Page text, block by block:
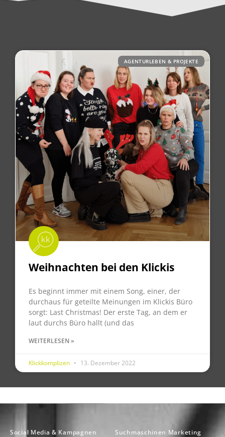
AGENTURLEBEN & PROJEKTE
Weihnachten bei den Klickis
Es beginnt immer mit einem Song, einer, der
durchaus für geteilte Meinungen im Klickis Büro
sorgt: Last Christmas! Der erste Tag, an dem er
laut durchs Büro hallt (und das
WEITERLESEN »
Klickkomplizen 13. Dezember 2022
Social Media & Kampagnen Suchmaschinen Marketing